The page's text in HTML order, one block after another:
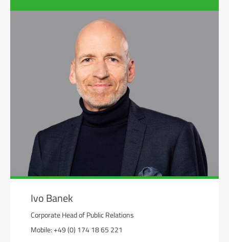
Ivo Banek
Corporate Head of Public Relations
Mobile: +49 (0) 174 18 65 221